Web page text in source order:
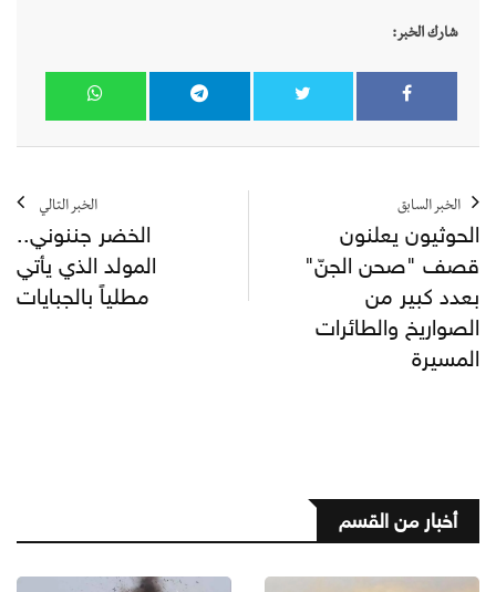
شارك الخبر:
الخبر السابق
الحوثيون يعلنون
قصف "صحن الجنّ"
بعدد كبير من
الصواريخ والطائرات
المسيرة
الخبر التالي
الخضر جننوني..
المولد الذي يأتي
مطلياً بالجبايات
أخبار من القسم